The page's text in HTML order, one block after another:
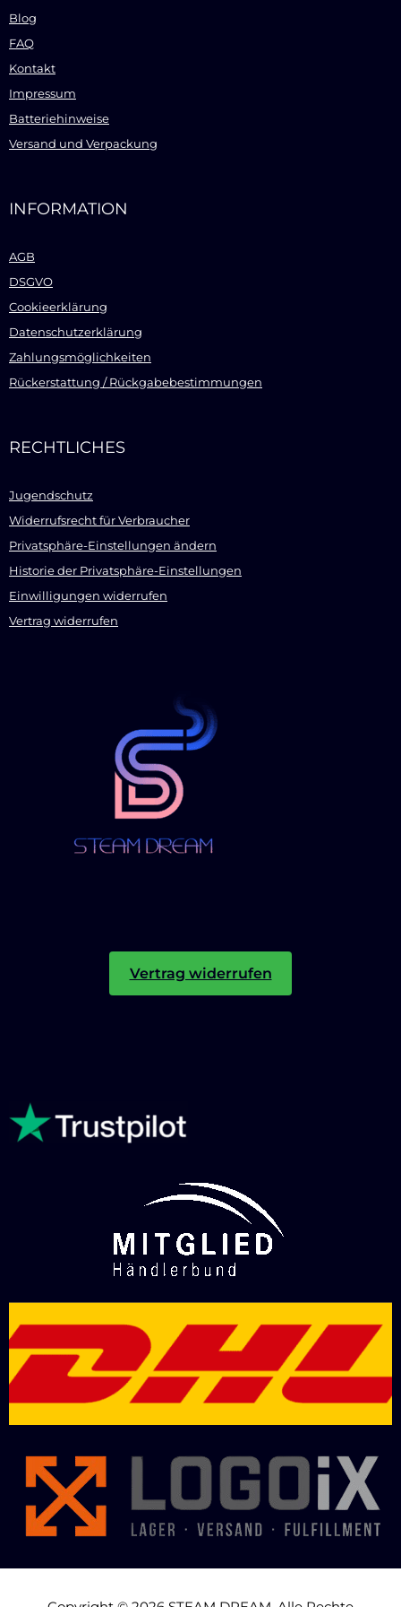
Blog
FAQ
Kontakt
Impressum
Batteriehinweise
Versand und Verpackung
INFORMATION
AGB
DSGVO
Cookieerklärung
Datenschutzerklärung
Zahlungsmöglichkeiten
Rückerstattung / Rückgabebestimmungen
RECHTLICHES
Jugendschutz
Widerrufsrecht für Verbraucher
Privatsphäre-Einstellungen ändern
Historie der Privatsphäre-Einstellungen
Einwilligungen widerrufen
Vertrag widerrufen
Vertrag widerrufen